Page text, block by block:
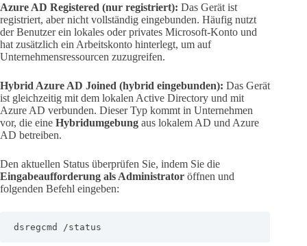
Azure AD Registered (nur registriert): Das Gerät ist
registriert, aber nicht vollständig eingebunden. Häufig nutzt
der Benutzer ein lokales oder privates Microsoft-Konto und
hat zusätzlich ein Arbeitskonto hinterlegt, um auf
Unternehmensressourcen zuzugreifen.
Hybrid Azure AD Joined (hybrid eingebunden): Das Gerät
ist gleichzeitig mit dem lokalen Active Directory und mit
Azure AD verbunden. Dieser Typ kommt in Unternehmen
vor, die eine Hybridumgebung aus lokalem AD und Azure
AD betreiben.
Den aktuellen Status überprüfen Sie, indem Sie die
Eingabeaufforderung als Administrator öffnen und
folgenden Befehl eingeben:
dsregcmd /status